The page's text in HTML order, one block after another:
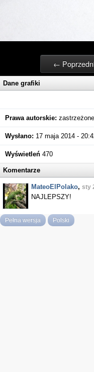
←
Dane grafiki
Prawa autorskie: zastrzeżone
Wysłano: 17 maja 2014 -
Wyświetleń 470
Komentarze
MateoElPolako, sty
NAJLEPSZY!
Pełna wersja Polski